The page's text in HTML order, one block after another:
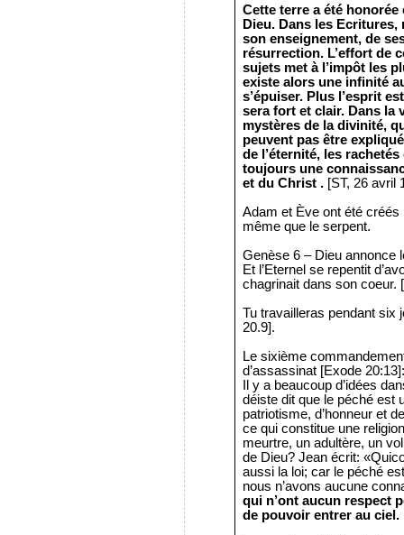
Cette terre a été
Dieu. Dans les
son enseignement, de
résurrection. L’effort de
sujets met à l’impôt les
existe alors une infinité
s’épuiser. Plus l’esprit
sera fort et clair. Dans la
mystères de la divinité,
peuvent pas être
de l’éternité, les
toujours une
et du Christ .[ST, 26 avril
Adam et Ève ont été
même que le serpent.
Genèse 6 – Dieu annonce
Et l’Eternel se repentit
chagrinait dans son coeur.
Tu travailleras pendant six
20.9].
Le sixième
d’assassinat [Exode 20:13]:
Il y a beaucoup d’idées
déiste dit que le péché est
patriotisme, d’honneur et
ce qui constitue une
meurtre, un adultère, un
de Dieu? Jean écrit:
aussi la loi; car le péché
nous n’avons aucune
qui n’ont aucun respect
de pouvoir entrer au ciel.